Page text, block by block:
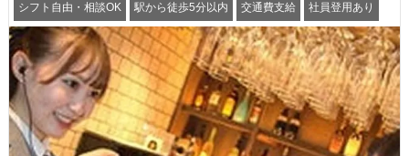
シフト自由・相談OK 駅から徒歩5分以内 交通費支給 社員登用あり